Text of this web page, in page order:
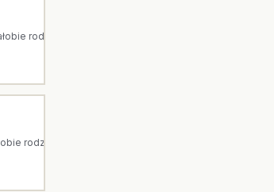
rodzina. Arka to dom pogrzebowy z Ostrołęki.
rodzina. Arka to dom pogrzebowy z Ostrołęki.